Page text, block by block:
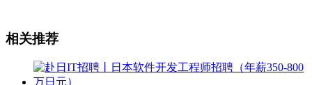
相关推荐